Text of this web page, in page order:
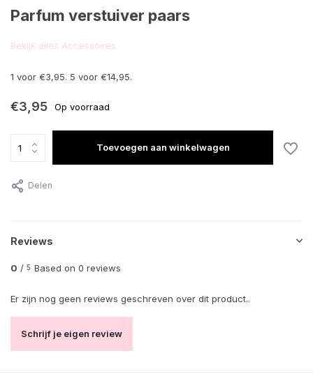
Parfum verstuiver paars
Bekijk alles Accessoires
1 voor €3,95. 5 voor €14,95.
€3,95 Op voorraad
Toevoegen aan winkelwagen
Delen
Reviews
0 / 5 Based on 0 reviews
Er zijn nog geen reviews geschreven over dit product..
Schrijf je eigen review